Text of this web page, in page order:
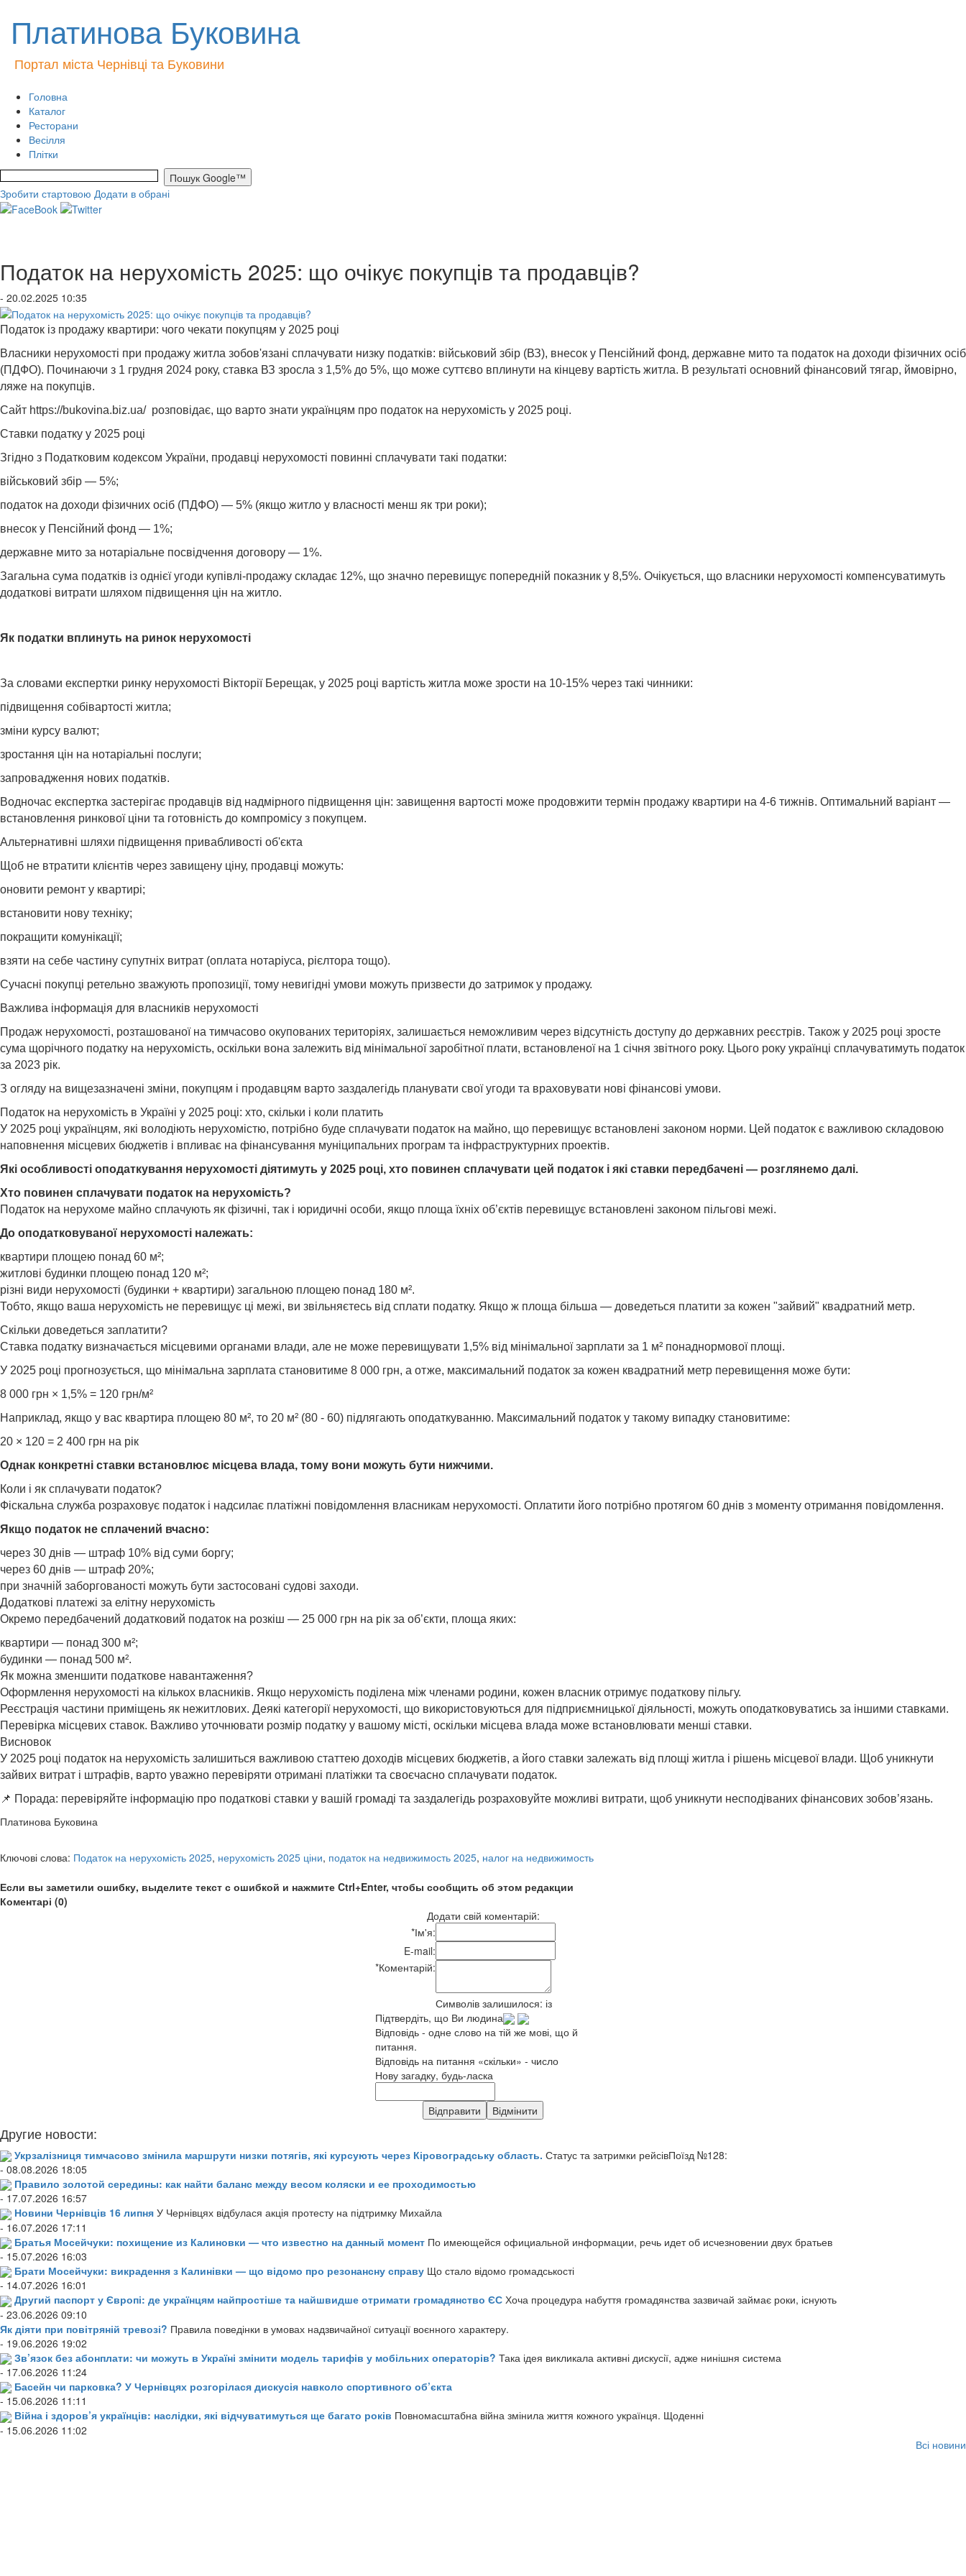
Платинова Буковина
Портал міста Чернівці та Буковини
Головна
Каталог
Ресторани
Весілля
Плітки
Зробити стартовою Додати в обрані
Податок на нерухомість 2025: що очікує покупців та продавців?
- 20.02.2025 10:35
Податок із продажу квартири: чого чекати покупцям у 2025 році
Власники нерухомості при продажу житла зобов'язані сплачувати низку податків: військовий збір (ВЗ), внесок у Пенсійний фонд, державне мито та податок на доходи фізичних осіб
(ПДФО). Починаючи з 1 грудня 2024 року, ставка ВЗ зросла з 1,5% до 5%, що може суттєво вплинути на кінцеву вартість житла. В результаті основний фінансовий тягар, ймовірно,
ляже на покупців.
Сайт https://bukovina.biz.ua/ розповідає, що варто знати українцям про податок на нерухомість у 2025 році.
Ставки податку у 2025 році
Згідно з Податковим кодексом України, продавці нерухомості повинні сплачувати такі податки:
військовий збір — 5%;
податок на доходи фізичних осіб (ПДФО) — 5% (якщо житло у власності менш як три роки);
внесок у Пенсійний фонд — 1%;
державне мито за нотаріальне посвідчення договору — 1%.
Загальна сума податків із однієї угоди купівлі-продажу складає 12%, що значно перевищує попередній показник у 8,5%. Очікується, що власники нерухомості компенсуватимуть
додаткові витрати шляхом підвищення цін на житло.
Як податки вплинуть на ринок нерухомості
За словами експертки ринку нерухомості Вікторії Берещак, у 2025 році вартість житла може зрости на 10-15% через такі чинники:
підвищення собівартості житла;
зміни курсу валют;
зростання цін на нотаріальні послуги;
запровадження нових податків.
Водночас експертка застерігає продавців від надмірного підвищення цін: завищення вартості може продовжити термін продажу квартири на 4-6 тижнів. Оптимальний варіант —
встановлення ринкової ціни та готовність до компромісу з покупцем.
Альтернативні шляхи підвищення привабливості об'єкта
Щоб не втратити клієнтів через завищену ціну, продавці можуть:
оновити ремонт у квартирі;
встановити нову техніку;
покращити комунікації;
взяти на себе частину супутніх витрат (оплата нотаріуса, рієлтора тощо).
Сучасні покупці ретельно зважують пропозиції, тому невигідні умови можуть призвести до затримок у продажу.
Важлива інформація для власників нерухомості
Продаж нерухомості, розташованої на тимчасово окупованих територіях, залишається неможливим через відсутність доступу до державних реєстрів. Також у 2025 році зросте
сума щорічного податку на нерухомість, оскільки вона залежить від мінімальної заробітної плати, встановленої на 1 січня звітного року. Цього року українці сплачуватимуть податок
за 2023 рік.
З огляду на вищезазначені зміни, покупцям і продавцям варто заздалегідь планувати свої угоди та враховувати нові фінансові умови.
Податок на нерухомість в Україні у 2025 році: хто, скільки і коли платить
У 2025 році українцям, які володіють нерухомістю, потрібно буде сплачувати податок на майно, що перевищує встановлені законом норми. Цей податок є важливою складовою
наповнення місцевих бюджетів і впливає на фінансування муніципальних програм та інфраструктурних проектів.
Які особливості оподаткування нерухомості діятимуть у 2025 році, хто повинен сплачувати цей податок і які ставки передбачені — розглянемо далі.
Хто повинен сплачувати податок на нерухомість?
Податок на нерухоме майно сплачують як фізичні, так і юридичні особи, якщо площа їхніх об’єктів перевищує встановлені законом пільгові межі.
До оподатковуваної нерухомості належать:
квартири площею понад 60 м²;
житлові будинки площею понад 120 м²;
різні види нерухомості (будинки + квартири) загальною площею понад 180 м².
Тобто, якщо ваша нерухомість не перевищує ці межі, ви звільняєтесь від сплати податку. Якщо ж площа більша — доведеться платити за кожен "зайвий" квадратний метр.
Скільки доведеться заплатити?
Ставка податку визначається місцевими органами влади, але не може перевищувати 1,5% від мінімальної зарплати за 1 м² понаднормової площі.
У 2025 році прогнозується, що мінімальна зарплата становитиме 8 000 грн, а отже, максимальний податок за кожен квадратний метр перевищення може бути:
8 000 грн × 1,5% = 120 грн/м²
Наприклад, якщо у вас квартира площею 80 м², то 20 м² (80 - 60) підлягають оподаткуванню. Максимальний податок у такому випадку становитиме:
20 × 120 = 2 400 грн на рік
Однак конкретні ставки встановлює місцева влада, тому вони можуть бути нижчими.
Коли і як сплачувати податок?
Фіскальна служба розраховує податок і надсилає платіжні повідомлення власникам нерухомості. Оплатити його потрібно протягом 60 днів з моменту отримання повідомлення.
Якщо податок не сплачений вчасно:
через 30 днів — штраф 10% від суми боргу;
через 60 днів — штраф 20%;
при значній заборгованості можуть бути застосовані судові заходи.
Додаткові платежі за елітну нерухомість
Окремо передбачений додатковий податок на розкіш — 25 000 грн на рік за об’єкти, площа яких:
квартири — понад 300 м²;
будинки — понад 500 м².
Як можна зменшити податкове навантаження?
Оформлення нерухомості на кількох власників. Якщо нерухомість поділена між членами родини, кожен власник отримує податкову пільгу.
Реєстрація частини приміщень як нежитлових. Деякі категорії нерухомості, що використовуються для підприємницької діяльності, можуть оподатковуватись за іншими ставками.
Перевірка місцевих ставок. Важливо уточнювати розмір податку у вашому місті, оскільки місцева влада може встановлювати менші ставки.
Висновок
У 2025 році податок на нерухомість залишиться важливою статтею доходів місцевих бюджетів, а його ставки залежать від площі житла і рішень місцевої влади. Щоб уникнути
зайвих витрат і штрафів, варто уважно перевіряти отримані платіжки та своєчасно сплачувати податок.
📌 Порада: перевіряйте інформацію про податкові ставки у вашій громаді та заздалегідь розраховуйте можливі витрати, щоб уникнути несподіваних фінансових зобов’язань.
Платинова Буковина
Ключові слова: Податок на нерухомість 2025, нерухомість 2025 ціни, податок на недвижимость 2025, налог на недвижимость
Если вы заметили ошибку, выделите текст с ошибкой и нажмите Ctrl+Enter, чтобы сообщить об этом редакции
Коментарі (0)
Додати свій коментарій:
*Ім'я:
E-mail:
*Коментарій:
Символів залишилося: із
Підтвердіть, що Ви людина
Відповідь - одне слово на тій же мові, що й
питання.
Відповідь на питання «скільки» - число
Нову загадку, будь-ласка
Другие новости:
Укрзалізниця тимчасово змінила маршрути низки потягів, які курсують через Кіровоградську область. Статус та затримки рейсівПоїзд №128:
- 08.08.2026 18:05
Правило золотой середины: как найти баланс между весом коляски и ее проходимостью
- 17.07.2026 16:57
Новини Чернівців 16 липня У Чернівцях відбулася акція протесту на підтримку Михайла
- 16.07.2026 17:11
Братья Мосейчуки: похищение из Калиновки — что известно на данный момент По имеющейся официальной информации, речь идет об исчезновении двух братьев
- 15.07.2026 16:03
Брати Мосейчуки: викрадення з Калинівки — що відомо про резонансну справу Що стало відомо громадськості
- 14.07.2026 16:01
Другий паспорт у Європі: де українцям найпростіше та найшвидше отримати громадянство ЄС Хоча процедура набуття громадянства зазвичай займає роки, існують
- 23.06.2026 09:10
Як діяти при повітряній тревозі? Правила поведінки в умовах надзвичайної ситуації воєнного характеру.
- 19.06.2026 19:02
Зв’язок без абонплати: чи можуть в Україні змінити модель тарифів у мобільних операторів? Така ідея викликала активні дискусії, адже нинішня система
- 17.06.2026 11:24
Басейн чи парковка? У Чернівцях розгорілася дискусія навколо спортивного об’єкта
- 15.06.2026 11:11
Війна і здоров’я українців: наслідки, які відчуватимуться ще багато років Повномасштабна війна змінила життя кожного українця. Щоденні
- 15.06.2026 11:02
Всі новини